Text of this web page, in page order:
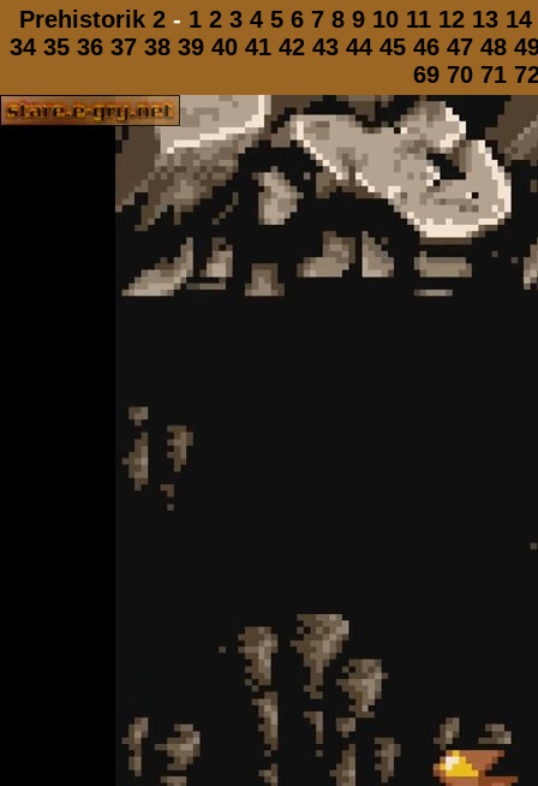
Prehistorik 2- 1 2 3 4 5 6 7 8 9 10 11 12 13 14
34 35 36 37 38 39 40 41 42 43 44 45 46 47 48
69 70 71